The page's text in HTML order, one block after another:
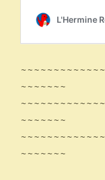
~~~~~~~
~~~~~~~
~~~~~~~